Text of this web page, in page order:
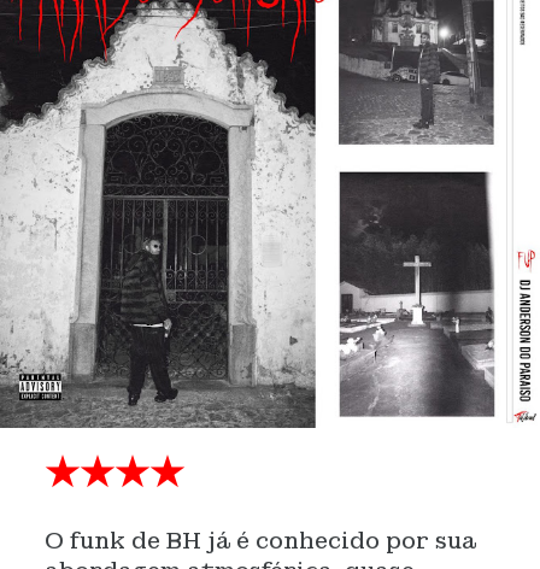
★★★★
O funk de BH já é conhecido por sua